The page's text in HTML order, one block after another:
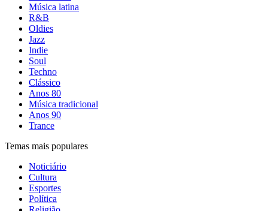
Música latina
R&B
Oldies
Jazz
Indie
Soul
Techno
Clássico
Anos 80
Música tradicional
Anos 90
Trance
Temas mais populares
Noticiário
Cultura
Esportes
Política